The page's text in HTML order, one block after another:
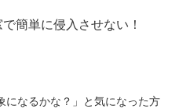
簡単に侵入させない！
になるかな？」と気になった方